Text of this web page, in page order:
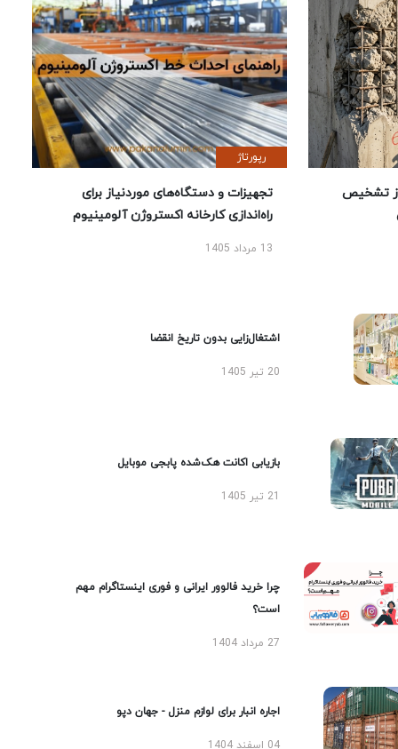
تشخیص
رپورتاژ
تجهیزات و دستگاه‌های موردنیاز برای
راه‌اندازی کارخانه اکستروژن آلومینیوم
13 مرداد 1405
اشتغال‌زایی بدون تاریخ انقضا
20 تیر 1405
بازیابی اکانت هک‌شده پابجی موبایل
چرا خرید فالوور ایرانی و فوری اینستاگرام مهم
است؟
27 مرداد 1404
اجاره انبار برای لوازم منزل - جهان دپو
04 اسفند 1404